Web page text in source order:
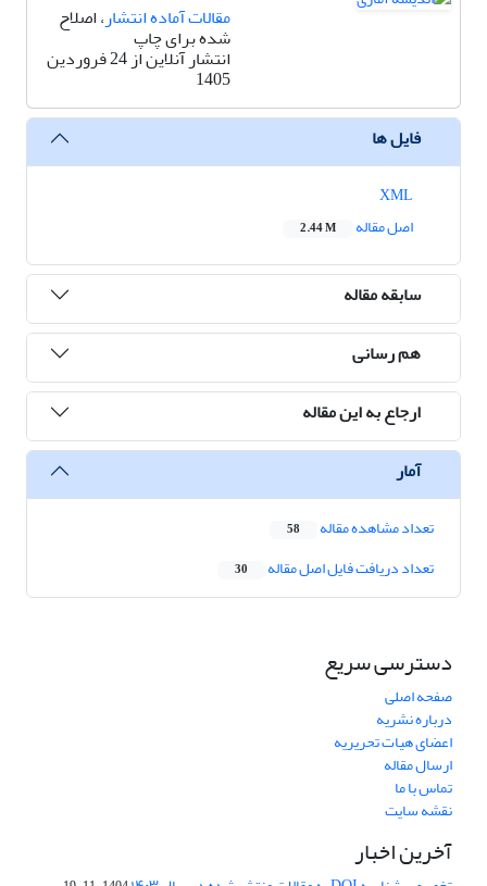
مقالات آماده انتشار، اصلاح
شده برای چاپ
انتشار آنلاین از 24 فروردین
1405
فایل ها
اصل مقاله
2.44 M
سابقه مقاله
هم رسانی
ارجاع به این مقاله
آمار
تعداد مشاهده مقاله 58
تعداد دریافت فایل اصل مقاله 30
دسترسی سریع
صفحه اصلی
درباره نشریه
اعضای هیات تحریریه
ارسال مقاله
تماس با ما
نقشه سایت
آخرین اخبار